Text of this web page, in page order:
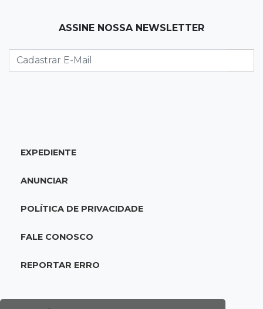
Oportunidades
com salários de até R$ 10,2 mil
18:15Nubank Parque
rodada do Brasileirão
17:58Gratuitas
Justiça homologa acordo para castração de
ASSINE NOSSA NEWSLETTER
EXPEDIENTE
ANUNCIAR
POLÍTICA DE PRIVACIDADE
FALE CONOSCO
REPORTAR ERRO